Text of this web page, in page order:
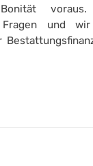
Bonität
Fragen und